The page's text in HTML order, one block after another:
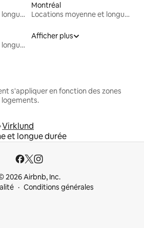
Locations moyenne et longue durée
Montréal
Locations moyenne et longue durée
Locations moyenne et longue durée
Afficher plus
s'appliquer en fonction des zones
Virklund
et longue durée
2026 Airbnb, Inc.
Conditions générales